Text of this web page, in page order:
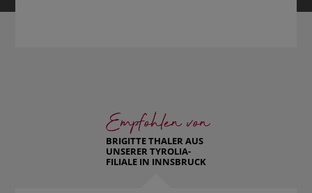
BRIGITTE THALER AUS
UNSERER TYROLIA-
FILIALE IN INNSBRUCK